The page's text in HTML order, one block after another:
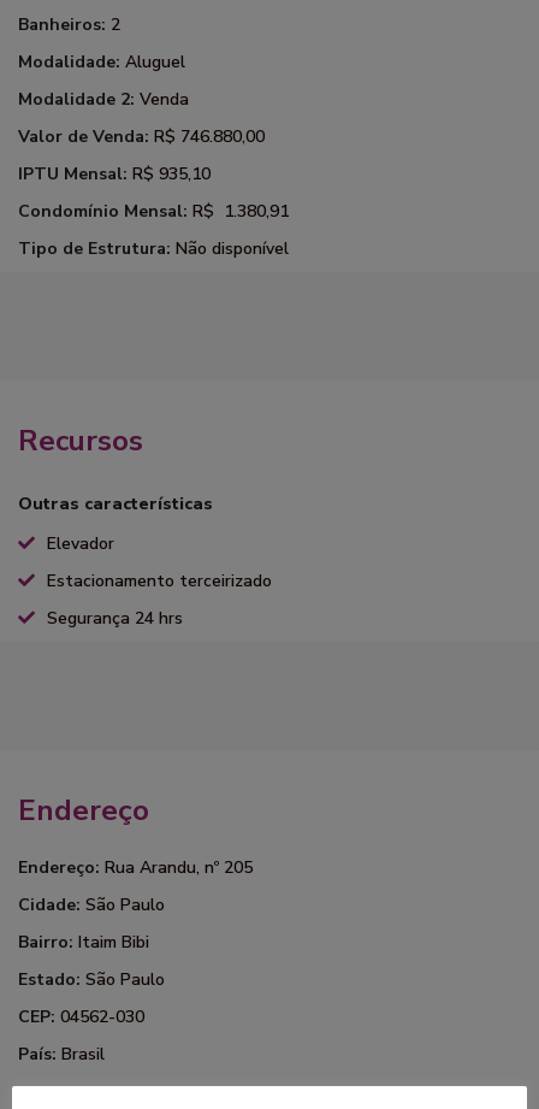
Banheiros: 2
Modalidade: Aluguel
Modalidade 2: Venda
Valor de Venda: R$ 746.880,00
IPTU Mensal: R$ 935,10
Condomínio Mensal: R$ 1.380,91
Tipo de Estrutura: Não disponível
Recursos
Outras características
Elevador
Estacionamento terceirizado
Segurança 24 hrs
Endereço
Endereço: Rua Arandu, nº 205
Cidade: São Paulo
Bairro: Itaim Bibi
Estado: São Paulo
CEP: 04562-030
País: Brasil